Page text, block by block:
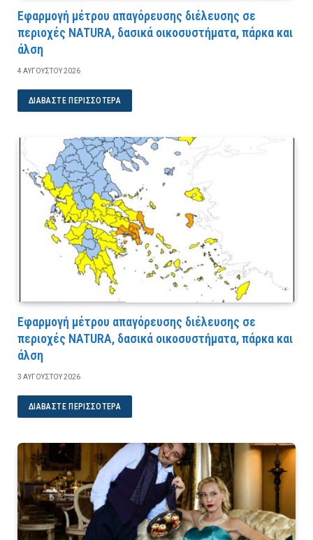
Εφαρμογή μέτρου απαγόρευσης διέλευσης σε
περιοχές NATURA, δασικά οικοσυστήματα, πάρκα και
άλση
4 ΑΥΓΟΎΣΤΟΥ 2026
ΔΙΑΒΆΣΤΕ ΠΕΡΙΣΣΌΤΕΡΑ
Εφαρμογή μέτρου απαγόρευσης διέλευσης σε
περιοχές NATURA, δασικά οικοσυστήματα, πάρκα και
άλση
3 ΑΥΓΟΎΣΤΟΥ 2026
ΔΙΑΒΆΣΤΕ ΠΕΡΙΣΣΌΤΕΡΑ